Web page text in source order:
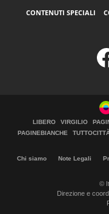
CONTENUTI SPECIALI
LIBERO VIRGILIO
PAGINEBIANCHE
Chi siamo Note Legali
©
Direzione e